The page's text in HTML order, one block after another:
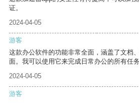
证。
2024-04-05
游客
这款办公软件的功能非常全面，涵盖了文档
面。我可以使用它来完成日常办公的所有任
2024-04-05
游客